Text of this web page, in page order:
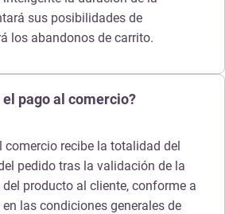
sus posibilidades de
los abandonos de carrito.
pago al comercio?
comercio recibe la totalidad del
pedido tras la validación de la
producto al cliente, conforme a
las condiciones generales de